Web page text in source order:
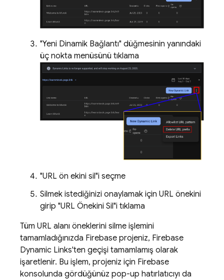
"Yeni Dinamik Bağlantı" düğmesinin yanındaki
üç nokta menüsünü tıklama
"URL ön ekini sil"i seçme
Silmek istediğinizi onaylamak için URL önekini
girip "URL Önekini Sil"i tıklama
Tüm URL alanı öneklerini silme işlemini
tamamladığınızda Firebase projeniz, Firebase
Dynamic Links'ten geçişi tamamlamış olarak
işaretlenir. Bu işlem, projeniz için Firebase
konsolunda gördüğünüz pop-up hatırlatıcıyı da